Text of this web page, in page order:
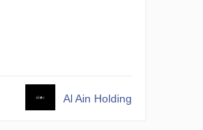
Al Ain Holding